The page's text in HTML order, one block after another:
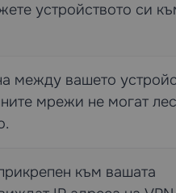
устройството си
между вашето
мрежи не могат
към вашата